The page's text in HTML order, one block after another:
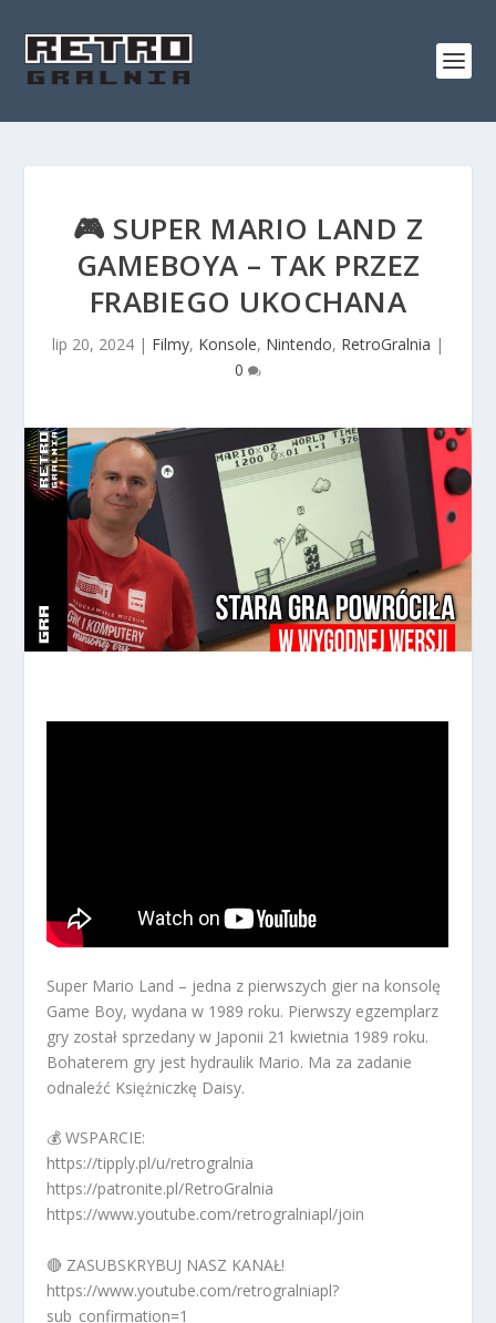
🎮 SUPER MARIO LAND Z
GAMEBOYA – TAK PRZEZ
FRABIEGO UKOCHANA
lip 20, 2024 | Filmy, Konsole, Nintendo, RetroGralnia |
0
Super Mario Land – jedna z pierwszych gier na konsolę
Game Boy, wydana w 1989 roku. Pierwszy egzemplarz
gry został sprzedany w Japonii 21 kwietnia 1989 roku.
Bohaterem gry jest hydraulik Mario. Ma za zadanie
odnaleźć Księżniczkę Daisy.
💰 WSPARCIE:
https://tipply.pl/u/retrogralnia
https://patronite.pl/RetroGralnia
https://www.youtube.com/retrogralniapl/join
🔴 ZASUBSKRYBUJ NASZ KANAŁ!
https://www.youtube.com/retrogralniapl?
sub_confirmation=1